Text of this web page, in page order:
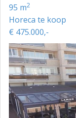
95 m2
Horeca te koop
€ 475.000,-